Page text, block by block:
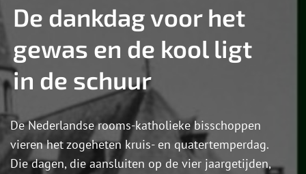
De dankdag voor het
gewas en de kool ligt
in de schuur
De Nederlandse rooms-katholieke bisschoppen
vieren het zogeheten kruis- en quatertemperdag.
Die dagen, die aansluiten op de vier jaargetijden,